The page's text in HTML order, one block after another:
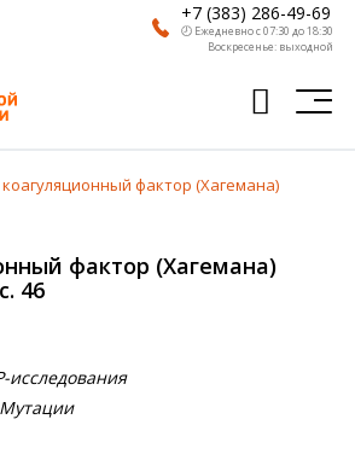
+7 (383) 286-49-69
🕗 Ежедневно с 07:30 до 18:30
Воскресенье: выходной
коагуляционный фактор (Хагемана)
фактор (Хагемана)
46
исследования